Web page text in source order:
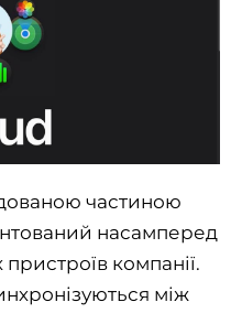
частиною
насамперед
компанії.
між